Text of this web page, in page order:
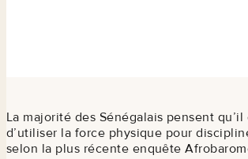
La majorité des Sénégalais pensent
d’utiliser la force physique pour
selon la plus récente enquête